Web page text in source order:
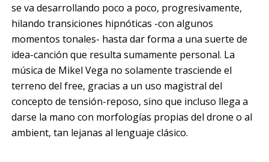
se va desarrollando poco a poco, progresivamente,
hilando transiciones hipnóticas -con algunos
momentos tonales- hasta dar forma a una suerte de
idea-canción que resulta sumamente personal. La
música de Mikel Vega no solamente trasciende el
terreno del free, gracias a un uso magistral del
concepto de tensión-reposo, sino que incluso llega a
darse la mano con morfologías propias del drone o al
ambient, tan lejanas al lenguaje clásico.